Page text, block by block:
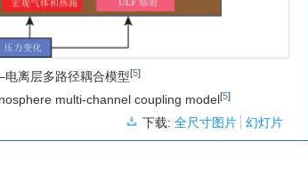
离层多路径耦合模型[5]
multi-channel coupling model[5]
下载:全尺寸图片 幻灯片